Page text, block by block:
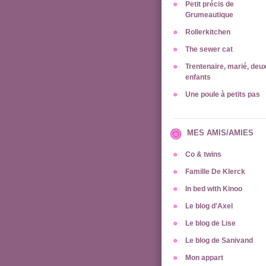
Petit précis de
Grumeautique
Rollerkitchen
The sewer cat
Trentenaire, marié,
enfants
Une poule à petits pas
MES AMIS/AMIES
Co & twins
Famille De Klerck
In bed with Kinoo
Le blog d'Axel
Le blog de Lise
Le blog de Sanivand
Mon appart